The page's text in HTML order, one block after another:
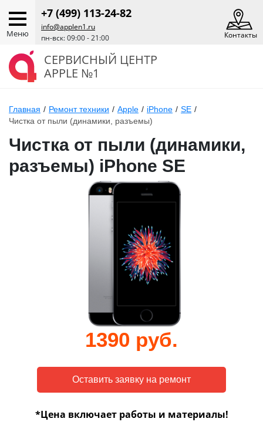
Меню
+7 (499) 113-24-82
info@applen1.ru
пн-вск: 09:00 - 21:00
Контакты
СЕРВИСНЫЙ ЦЕНТР
APPLE №1
Главная / Ремонт техники / Apple / iPhone / SE /
Чистка от пыли (динамики, разъемы)
Чистка от пыли (динамики,
разъемы) iPhone SE
1390 руб.
*Цена включает работы и материалы!